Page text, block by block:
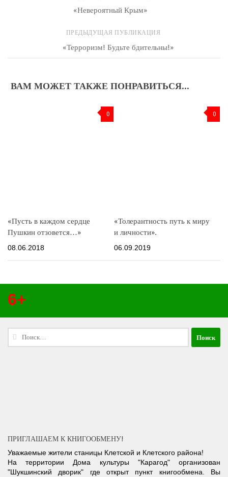
«Невероятный Крым»
ПРЕДЫДУЩАЯ ПУБЛИКАЦИЯ
«Терроризм! Будьте бдительны!»
ВАМ МОЖЕТ ТАКЖЕ ПОНРАВИТЬСЯ...
0
«Пусть в каждом сердце
Пушкин отзовется…»
08.06.2018
0
«Толерантность путь к миру
и личности».
06.09.2019
6+
Найти:
ПРИГЛАШАЕМ К КНИГООБМЕНУ!
Уважаемые жители станицы Клетской и Клетского района!
На территории Дома культуры "Карагод" организован
"Шукшинский дворик" где открыт пункт книгообмена. Вы